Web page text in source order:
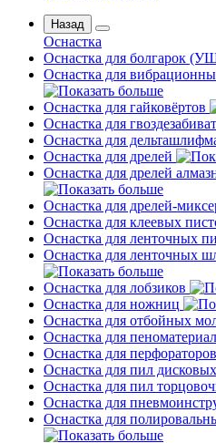
Назад
Оснастка
Оснастка для болгарок
Оснастка для
Оснастка для гайковёртов
Оснастка для
Оснастка для
Оснастка для дрелей
Оснастка для дрелей
Оснастка для дрелей-
Оснастка для клеевых
Оснастка для ленточных
Оснастка для ленточных
Оснастка для лобзиков
Оснастка для ножниц
Оснастка для отбойных
Оснастка для
Оснастка для перфораторов
Оснастка для пил дисковых
Оснастка для пил
Оснастка для
Оснастка для